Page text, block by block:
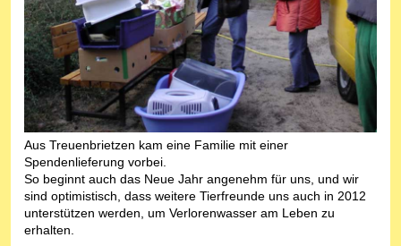
Aus Treuenbrietzen kam eine Familie mit einer
Spendenlieferung vorbei.
So beginnt auch das Neue Jahr angenehm für uns, und wir
sind optimistisch, dass weitere Tierfreunde uns auch in 2012
unterstützen werden, um Verlorenwasser am Leben zu
erhalten.